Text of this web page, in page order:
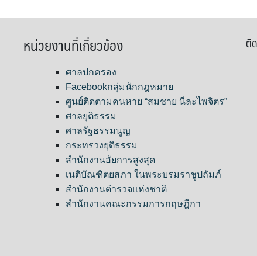
หน่วยงานที่เกี่ยวข้อง
ศาลปกครอง
Facebookกลุ่มนักกฎหมาย
ศูนย์ติดตามคนหาย “สมชาย นีละไพจิตร”
ศาลยุติธรรม
ศาลรัฐธรรมนูญ
กระทรวงยุติธรรม
สำนักงานอัยการสูงสุด
เนติบัณฑิตยสภา ในพระบรมราชูปถัมภ์
สำนักงานตำรวจแห่งชาติ
สำนักงานคณะกรรมการกฤษฎีกา
ติ